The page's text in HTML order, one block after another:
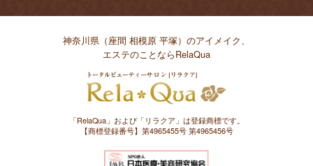
神奈川県（座間 相模原 平塚）のアイメイク、
エステのことならRelaQua
「RelaQua」および「リラクア」は登録商標です。
【商標登録番号】第4965455号 第4965456号